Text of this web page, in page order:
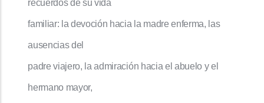
recuerdos de su vida
familiar: la devoción hacia la madre enferma, las
ausencias del
padre viajero, la admiración hacia el abuelo y el
hermano mayor,